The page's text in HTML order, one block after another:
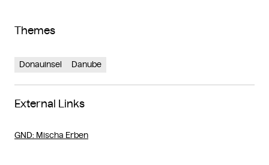
Themes
Donauinsel Danube
External Links
GND: Mischa Erben